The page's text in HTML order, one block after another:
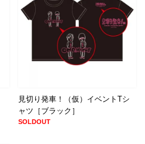
見切り発車！（仮）イベントTシ
ャツ［ブラック］
SOLDOUT